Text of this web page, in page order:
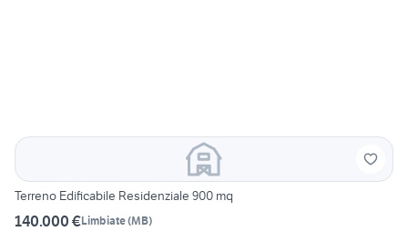
Terreno Edificabile Residenziale 900 mq
140.000 €Limbiate(MB)